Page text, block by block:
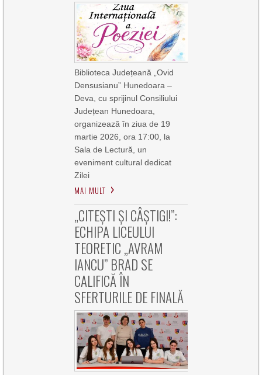
Biblioteca Județeană „Ovid
Densusianu” Hunedoara –
Deva, cu sprijinul Consiliului
Județean Hunedoara,
organizează în ziua de 19
martie 2026, ora 17:00, la
Sala de Lectură, un
eveniment cultural dedicat
Zilei
MAI MULT
„CITEȘTI ȘI CÂȘTIGI!”:
ECHIPA LICEULUI
TEORETIC „AVRAM
IANCU” BRAD SE
CALIFICĂ ÎN
SFERTURILE DE FINALĂ